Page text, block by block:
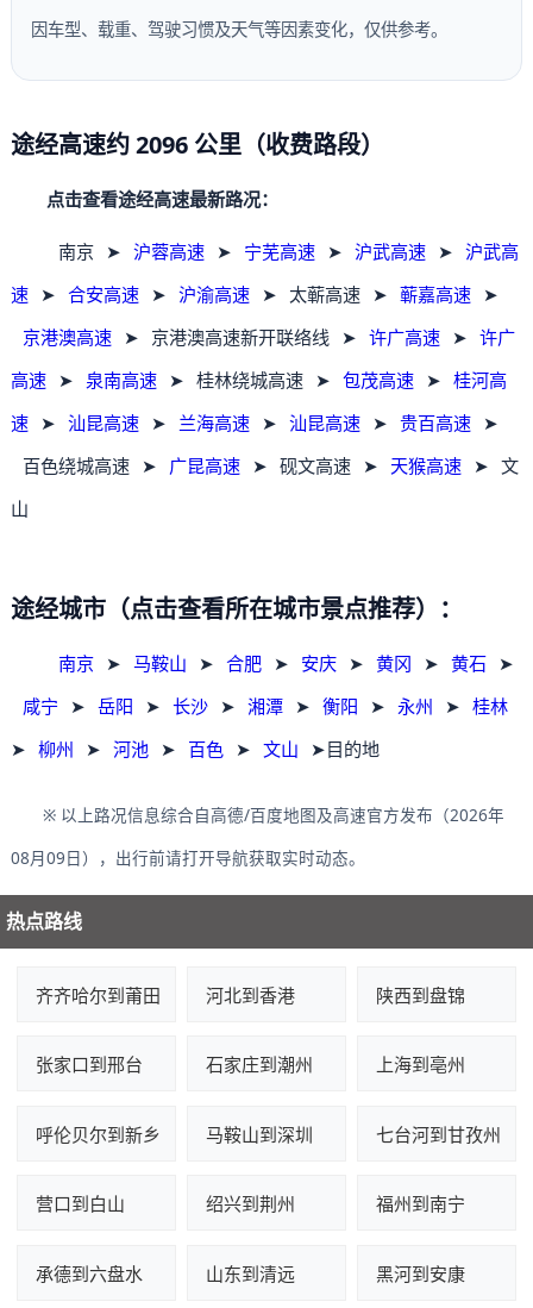
因车型、载重、驾驶习惯及天气等因素变化，仅供参考。
途经高速约 2096 公里（收费路段）
点击查看途经高速最新路况：
南京 ➤ 沪蓉高速 ➤ 宁芜高速 ➤ 沪武高速 ➤ 沪武高
速
➤ 合安高速 ➤ 沪渝高速 ➤ 太蕲高速 ➤ 蕲嘉高速
➤
京港澳高速
➤ 京港澳高速新开联络线 ➤ 许广高速 ➤ 许广
高速
➤ 泉南高速 ➤ 桂林绕城高速 ➤ 包茂高速 ➤ 桂河高
速
➤ 汕昆高速 ➤ 兰海高速 ➤ 汕昆高速 ➤ 贵百高速
➤
百色绕城高速
➤ 广昆高速 ➤ 砚文高速 ➤ 天猴高速 ➤ 文
山
途经城市（点击查看所在城市景点推荐）：
南京 ➤ 马鞍山 ➤ 合肥 ➤ 安庆 ➤ 黄冈 ➤ 黄石 ➤
咸宁
➤ 岳阳 ➤ 长沙 ➤ 湘潭 ➤ 衡阳 ➤ 永州 ➤ 桂林
➤ 柳州 ➤ 河池 ➤ 百色 ➤ 文山 ➤目的地
※ 以上路况信息综合自高德/百度地图及高速官方发布（2026年
08月09日），出行前请打开导航获取实时动态。
热点路线
齐齐哈尔到莆田 河北到香港 陕西到盘锦
张家口到邢台 石家庄到潮州 上海到亳州
呼伦贝尔到新乡 马鞍山到深圳 七台河到甘孜州
营口到白山 绍兴到荆州 福州到南宁
承德到六盘水 山东到清远 黑河到安康